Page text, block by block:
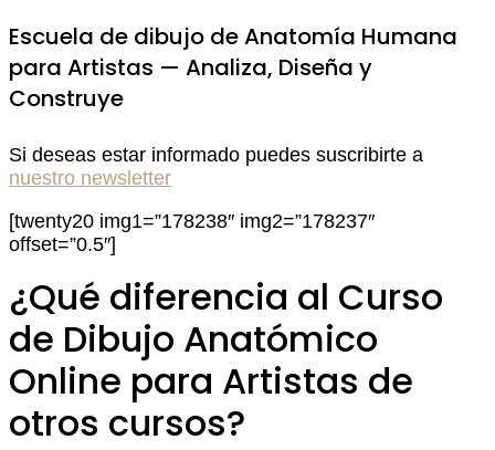
Escuela de dibujo de Anatomía Humana
para Artistas — Analiza, Diseña y
Construye
Si deseas estar informado puedes suscribirte a
nuestro newsletter
[twenty20 img1=”178238″ img2=”178237″
offset=”0.5″]
¿Qué diferencia al Curso
de Dibujo Anatómico
Online para Artistas de
otros cursos?